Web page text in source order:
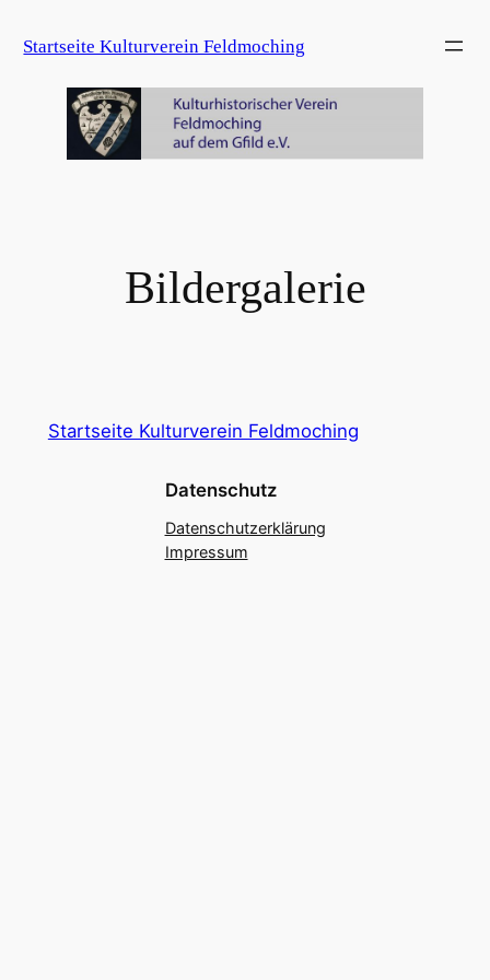
Inhalt
Startseite Kulturverein Feldmoching
Bildergalerie
Startseite Kulturverein Feldmoching
Datenschutz
Datenschutzerklärung
Impressum